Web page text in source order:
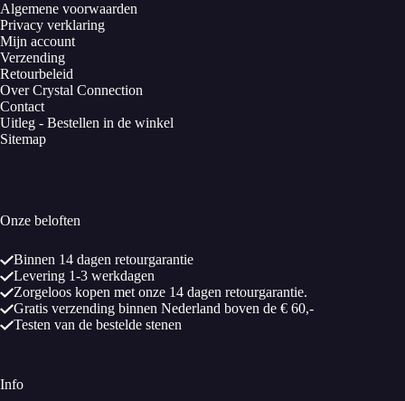
Algemene voorwaarden
Privacy verklaring
Mijn account
Verzending
Retourbeleid
Over Crystal Connection
Contact
Uitleg - Bestellen in de winkel
Sitemap
Onze beloften
Binnen 14 dagen retourgarantie
Levering 1-3 werkdagen
Zorgeloos kopen met onze 14 dagen retourgarantie.
Gratis verzending binnen Nederland boven de € 60,-
Testen van de bestelde stenen
Info